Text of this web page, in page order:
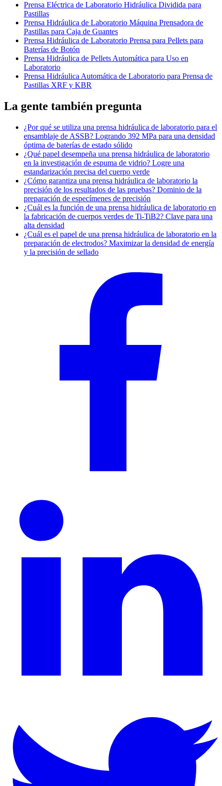
Prensa Eléctrica de Laboratorio Hidráulica Dividida para
Pastillas
Prensa Hidráulica de Laboratorio Máquina Prensadora de
Pastillas para Caja de Guantes
Prensa Hidráulica de Laboratorio Prensa para Pellets para
Baterías de Botón
Prensa Hidráulica de Pellets Automática para Uso en
Laboratorio
Prensa Hidráulica Automática de Laboratorio para Prensa de
Pastillas XRF y KBR
La gente también pregunta
¿Por qué se utiliza una prensa hidráulica de laboratorio para el
ensamblaje de ASSB? Logrando 392 MPa para una densidad
óptima de baterías de estado sólido
¿Qué papel desempeña una prensa hidráulica de laboratorio
en la investigación de espuma de vidrio? Logre una
estandarización precisa del cuerpo verde
¿Cómo garantiza una prensa hidráulica de laboratorio la
precisión de los resultados de las pruebas? Dominio de la
preparación de especímenes de precisión
¿Cuál es la función de una prensa hidráulica de laboratorio en
la fabricación de cuerpos verdes de Ti-TiB2? Clave para una
alta densidad
¿Cuál es el papel de una prensa hidráulica de laboratorio en la
preparación de electrodos? Maximizar la densidad de energía
y la precisión de sellado